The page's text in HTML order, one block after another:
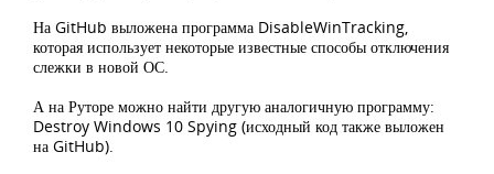
На GitHub выложена программа DisableWinTracking,
которая использует некоторые известные способы отключения
слежки в новой ОС.
А на Руторе можно найти другую аналогичную программу:
Destroy Windows 10 Spying (исходный код также выложен
на GitHub).